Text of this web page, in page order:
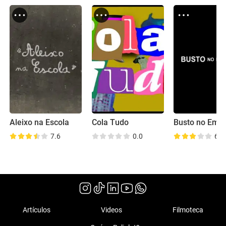
Aleixo na Escola
7.6
Cola Tudo
0.0
Busto no
6.9
Artículos Videos Filmoteca